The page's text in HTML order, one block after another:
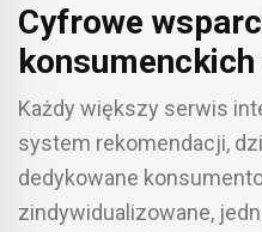
Cyfrowe
systemy
rewolucjonizują
klientów?
Każdy większy serwis
system rekomendacji,
dedykowane
zindywidualizowane,